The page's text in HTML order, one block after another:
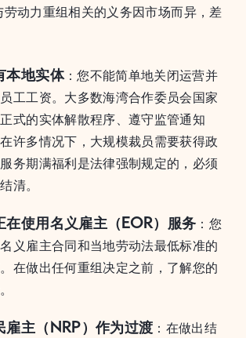
动力重组相关的义务因市场而异，差
本地实体：您不能简单地关闭运营并
工工资。大多数海湾合作委员会国家
式的实体解散程序、遵守监管通知
许多情况下，大规模裁员需要获得政
务期满福利是法律强制规定的，必须
清。
在使用名义雇主（EOR）服务 ：您
义雇主合同和当地劳动法最低标准的
在做出任何重组决定之前，了解您的
雇主（NRP）作为过渡 ：在做出结